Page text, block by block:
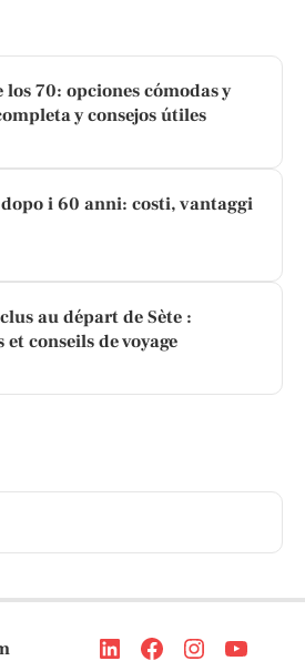
los 70: opciones cómodas y
y consejos útiles
i 60 anni: costi, vantaggi
au départ de Sète :
conseils de voyage